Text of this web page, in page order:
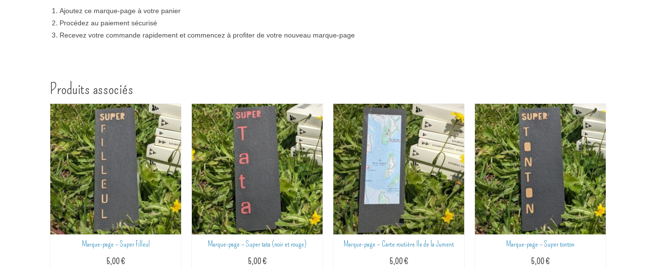
Ajoutez ce marque-page à votre panier
Procédez au paiement sécurisé
Recevez votre commande rapidement et commencez à profiter de votre nouveau marque-page
Produits associés
Marque-page – Super tata (noir et rouge)
Marque-page – Carte routière Ile de la Jument
Marque-page – Super tonton
Marque-page – Super cousin